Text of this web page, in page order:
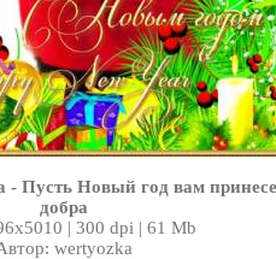
- Пусть Новый год вам
добра
| 300 dpi | 61 Mb
wertyozka